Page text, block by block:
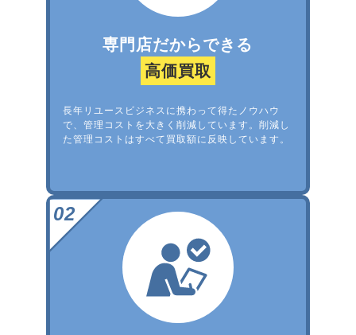
専門店だからできる
高価買取
長年リユースビジネスに携わって得たノウハウ
で、管理コストを大きく削減しています。削減し
た管理コストはすべて買取額に反映しています。